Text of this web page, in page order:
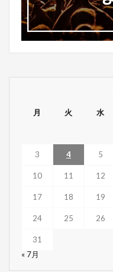
月 火 水
3 4 5
10 11 12
17 18 19
24 25 26
31
« 7月